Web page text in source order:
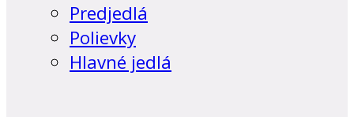
Predjedlá
Polievky
Hlavné jedlá